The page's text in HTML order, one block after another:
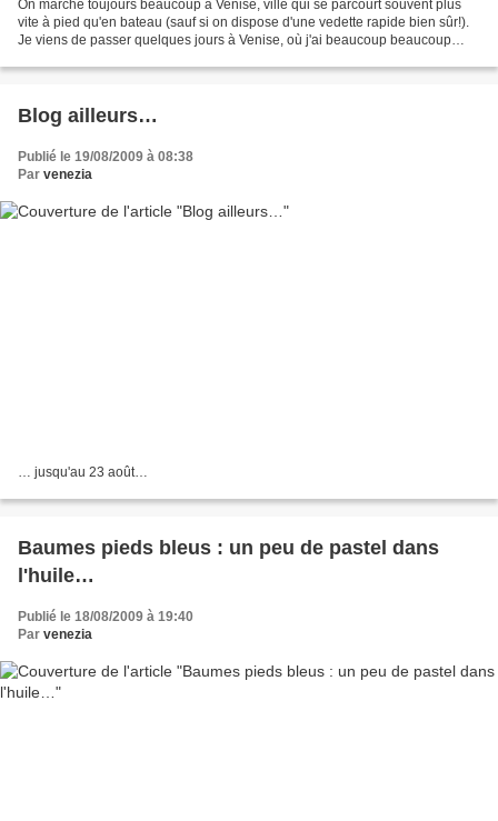
On marche toujours beaucoup à Venise, ville qui se parcourt souvent plus
vite à pied qu'en bateau (sauf si on dispose d'une vedette rapide bien sûr!).
Je viens de passer quelques jours à Venise, où j'ai beaucoup beaucoup
Blog ailleurs…
Publié le 19/08/2009 à 08:38
Par venezia
… jusqu'au 23 août…
Baumes pieds bleus : un peu de pastel dans
l'huile…
Publié le 18/08/2009 à 19:40
Par venezia